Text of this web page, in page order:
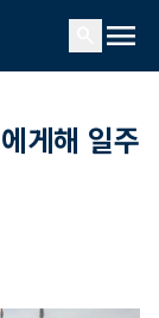
menu
게해 일주